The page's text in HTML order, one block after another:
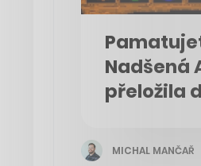
Nadšená
přeložila
MICHAL MANČAŘ